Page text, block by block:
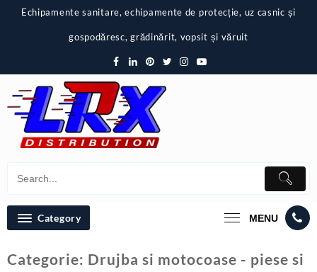
Echipamente sanitare, echipamente de protecție, uz casnic și
gospodăresc, grădinărit, vopsit și văruit
Category MENU
Categorie: Drujba si motocoase - piese si